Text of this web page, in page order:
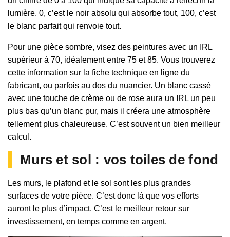
lumière. 0, c’est le noir absolu qui absorbe tout, 100, c’est
le blanc parfait qui renvoie tout.
Pour une pièce sombre, visez des peintures avec un IRL
supérieur à 70, idéalement entre 75 et 85. Vous trouverez
cette information sur la fiche technique en ligne du
fabricant, ou parfois au dos du nuancier. Un blanc cassé
avec une touche de crème ou de rose aura un IRL un peu
plus bas qu’un blanc pur, mais il créera une atmosphère
tellement plus chaleureuse. C’est souvent un bien meilleur
calcul.
Murs et sol : vos toiles de fond
Les murs, le plafond et le sol sont les plus grandes
surfaces de votre pièce. C’est donc là que vos efforts
auront le plus d’impact. C’est le meilleur retour sur
investissement, en temps comme en argent.